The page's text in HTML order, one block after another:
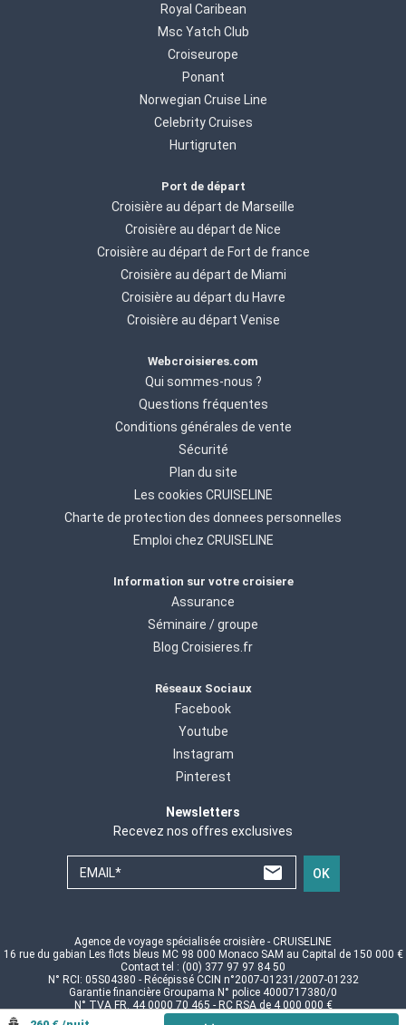
Royal Caribean
Msc Yatch Club
Croiseurope
Ponant
Norwegian Cruise Line
Celebrity Cruises
Hurtigruten
Port de départ
Croisière au départ de Marseille
Croisière au départ de Nice
Croisière au départ de Fort de france
Croisière au départ de Miami
Croisière au départ du Havre
Croisière au départ Venise
Webcroisieres.com
Qui sommes-nous ?
Questions fréquentes
Conditions générales de vente
Sécurité
Plan du site
Les cookies CRUISELINE
Charte de protection des donnees personnelles
Emploi chez CRUISELINE
Information sur votre croisiere
Assurance
Séminaire / groupe
Blog Croisieres.fr
Réseaux Sociaux
Facebook
Youtube
Instagram
Pinterest
Newsletters
Recevez nos offres exclusives
EMAIL* OK
Agence de voyage spécialisée croisière - CRUISELINE
16 rue du gabian Les flots bleus MC 98 000 Monaco SAM au Capital de 150 000 €
Contact tel : (00) 377 97 97 84 50
N° RCI: 05S04380 - Récépissé CCIN n°2007-01231/2007-01232
Garantie financière Groupama N° police 4000717380/0
N° TVA FR. 44 0000 70 465 - RC RSA de 4 000 000 €
© CRUISELINE 2026 - all rights reserved